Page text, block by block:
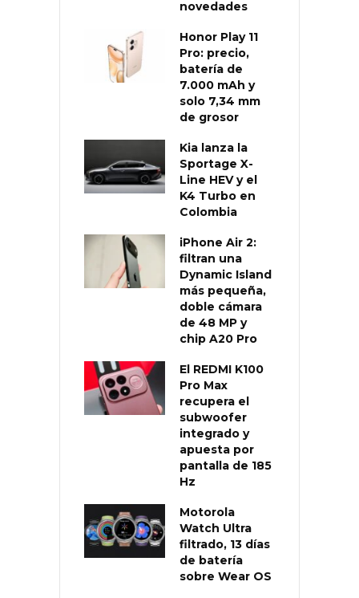
novedades
Honor Play 11
Pro: precio,
batería de
7.000 mAh y
solo 7,34 mm
de grosor
Kia lanza la
Sportage X-
Line HEV y el
K4 Turbo en
Colombia
iPhone Air 2:
filtran una
Dynamic Island
más pequeña,
doble cámara
de 48 MP y
chip A20 Pro
El REDMI K100
Pro Max
recupera el
subwoofer
integrado y
apuesta por
pantalla de 185
Hz
Motorola
Watch Ultra
filtrado, 13 días
de batería
sobre Wear OS